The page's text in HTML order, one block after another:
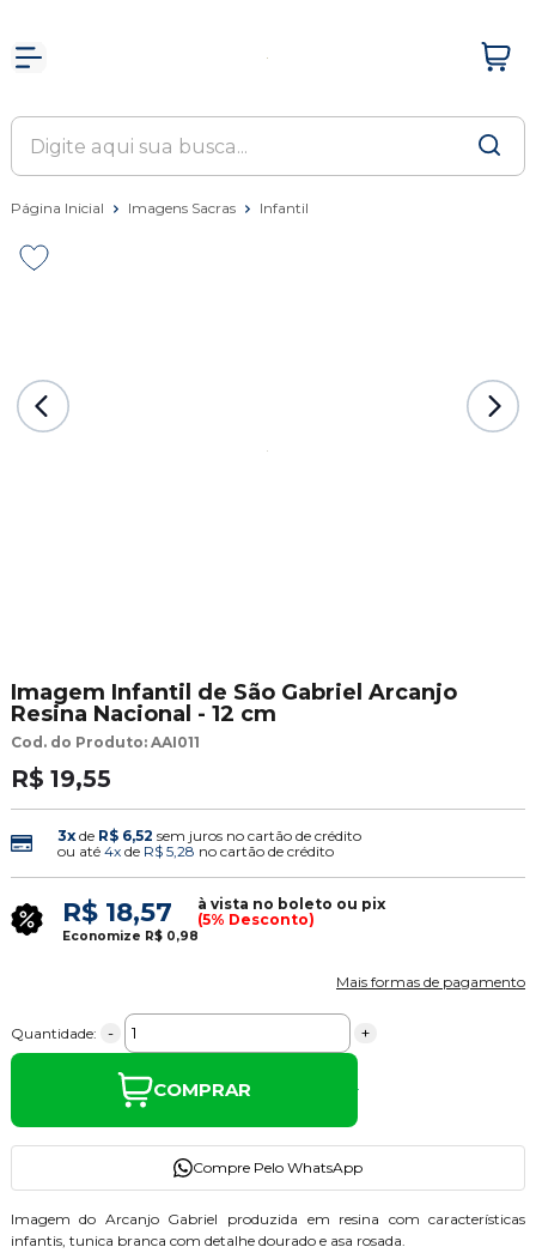
Página Inicial Imagens Sacras Infantil
Imagem Infantil de São Gabriel Arcanjo
Resina Nacional - 12 cm
Cod. do Produto: AAI011
R$ 19,55
3xde R$ 6,52 sem juros no cartão de crédito
ou até 4xde R$ 5,28 no cartão de crédito
R$ 18,57
à vista no boleto ou pix
(5% Desconto)
Economize R$ 0,98
Mais formas de pagamento
Quantidade: - +
COMPRAR
Compre Pelo WhatsApp
Imagem do Arcanjo Gabriel produzida em resina com características
infantis, tunica branca com detalhe dourado e asa rosada.